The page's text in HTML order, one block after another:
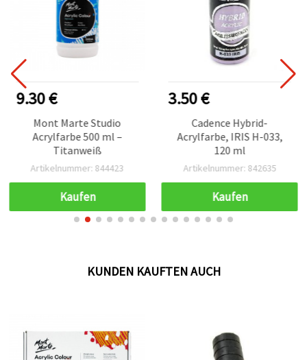
9.30 €
Mont Marte Studio
Acrylfarbe 500 ml –
Titanweiß
Artikelnummer: 844423
Kaufen
3.50 €
Cadence Hybrid-
Acrylfarbe, IRIS H-033,
120 ml
Artikelnummer: 842635
Kaufen
KUNDEN KAUFTEN AUCH